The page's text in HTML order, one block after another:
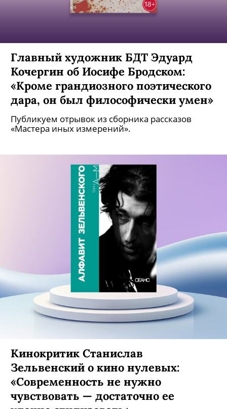
Главный художник БДТ Эдуард
Кочергин об Иосифе Бродском:
«Кроме грандиозного поэтического
дара, он был философически умен»
Публикуем отрывок из сборника рассказов
«Мастера иных измерений».
Кинокритик Станислав
Зельвенский о кино нулевых:
«Современность не нужно
чувствовать — достаточно ее